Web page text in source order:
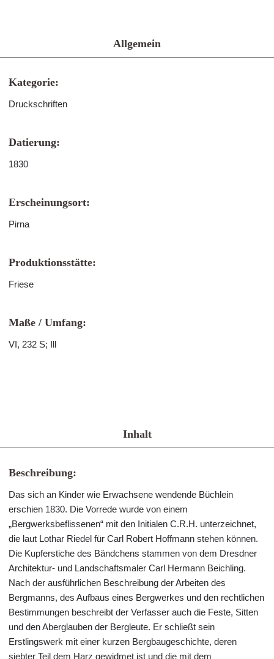
Allgemein
Kategorie:
Druckschriften
Datierung:
1830
Erscheinungsort:
Pirna
Produktionsstätte:
Friese
Maße / Umfang:
VI, 232 S; Ill
Inhalt
Beschreibung:
Das sich an Kinder wie Erwachsene wendende Büchlein
erschien 1830. Die Vorrede wurde von einem
„Bergwerksbeflissenen“ mit den Initialen C.R.H. unterzeichnet,
die laut Lothar Riedel für Carl Robert Hoffmann stehen können.
Die Kupferstiche des Bändchens stammen von dem Dresdner
Architektur- und Landschaftsmaler Carl Hermann Beichling.
Nach der ausführlichen Beschreibung der Arbeiten des
Bergmanns, des Aufbaus eines Bergwerkes und den rechtlichen
Bestimmungen beschreibt der Verfasser auch die Feste, Sitten
und den Aberglauben der Bergleute. Er schließt sein
Erstlingswerk mit einer kurzen Bergbaugeschichte, deren
siebter Teil dem Harz gewidmet ist und die mit dem